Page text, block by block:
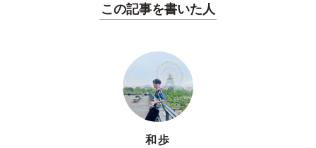
この記事を書いた人
和歩